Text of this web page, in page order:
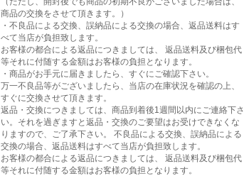
商品の交換をさせて頂きます。）
・不良品による交換、誤納品による交換の場合、返品送料はす
べて当店が負担致します。
お客様の都合による返品につきましては、 返品送料及び梱包代
等それに付随する金額はお客様の負担となります。
・商品がお手元に届きましたら、すぐにご確認下さい。
万一不良品等がございましたら、当店の在庫状況を確認の上、
すぐに交換させて頂きます。
返品・交換につきましては、商品到着後1週間以内にご連絡下さ
い。それを過ぎますと返品・交換のご要望はお受けできなくな
りますので、ご了承下さい。 不良品による交換、誤納品による
交換の場合、返品送料はすべて当店が負担致します。
お客様の都合による返品につきましては、 返品送料及び梱包代
等それに付随する金額はお客様の負担となります。